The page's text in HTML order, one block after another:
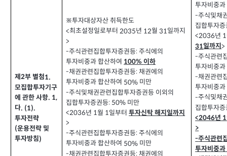
제2부 별첨1.
모집합투자기구
에 관한 사항. 1,
다. (1).
투자전략
(운용전략 및
투자방침)
※투자대상자산 취득한도
<최초설정일로부터 2035년 12월 31일까지
>
-주식관련집합투자증권등:주식에의
투자비중과 합산하여 100% 이하
-채권관련집합투자증권등:채권에의
투자비중과 합산하여 50% 미만
-주식및채권관련집합투자증권등 이외의
집합투자증권등: 50% 미만
<2036년 1월 1일부터투자신탁 해지일까지
>
-주식관련집합투자증권등:주식에의
투자비중과 합산하여 50% 미만
-채권관련집합투자증권등:채권에의
투자비중
-주식및채
집합투자
<2036년 1
31일까지>
-주식관련
투자비중
-채권관련
투자비중
-주식및채
집합투자
<2046년 1
>
-주식관련
투자비중